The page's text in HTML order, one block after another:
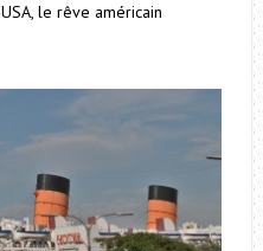
USA, le rêve américain